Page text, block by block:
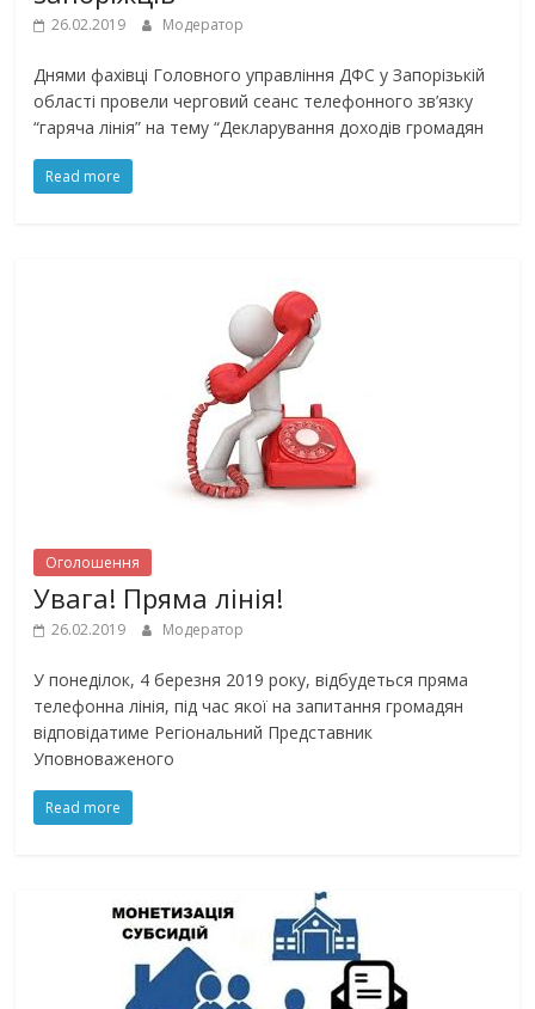
26.02.2019 Модератор
Днями фахівці Головного управління ДФС у Запорізькій
області провели черговий сеанс телефонного зв’язку
“гаряча лінія” на тему “Декларування доходів громадян
Read more
Оголошення
Увага! Пряма лінія!
26.02.2019 Модератор
У понеділок, 4 березня 2019 року, відбудеться пряма
телефонна лінія, під час якої на запитання громадян
відповідатиме Регіональний Представник
Уповноваженого
Read more